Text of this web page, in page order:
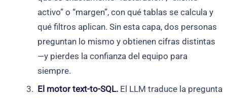
activo” o “margen”, con qué tablas se calcula y
qué filtros aplican. Sin esta capa, dos personas
preguntan lo mismo y obtienen cifras distintas
—y pierdes la confianza del equipo para
siempre.
El motor text-to-SQL. El LLM traduce la pregunta